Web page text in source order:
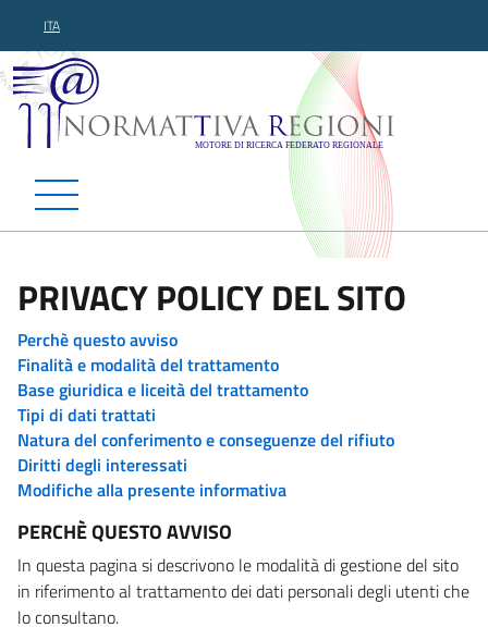
ITA
Normattiva Regioni -
PRIVACY POLICY DEL SITO
Perchè questo avviso
Finalità e modalità del trattamento
Base giuridica e liceità del trattamento
Tipi di dati trattati
Natura del conferimento e conseguenze del rifiuto
Diritti degli interessati
Modifiche alla presente informativa
PERCHÈ QUESTO AVVISO
In questa pagina si descrivono le modalità di gestione del sito
in riferimento al trattamento dei dati personali degli utenti che
lo consultano.